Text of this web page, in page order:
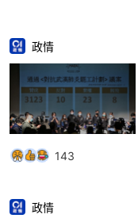
政情
143
政情